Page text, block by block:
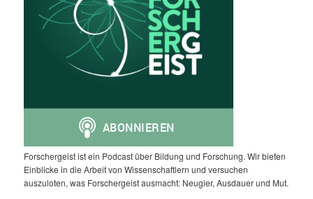
Forschergeist ist ein Podcast über Bildung und Forschung. Wir bieten
Einblicke in die Arbeit von Wissenschaftlern und versuchen
auszuloten, was Forschergeist ausmacht: Neugier, Ausdauer und Mut.